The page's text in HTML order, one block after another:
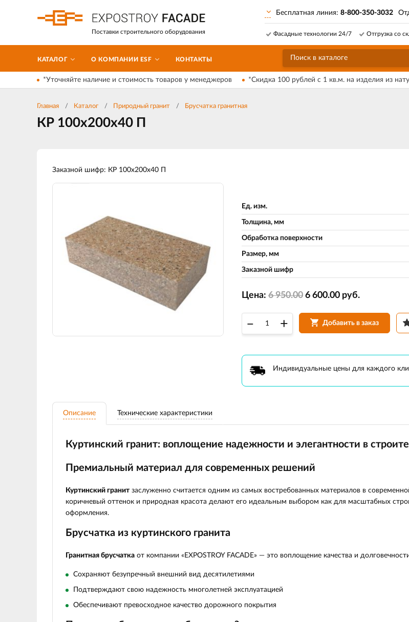
Поставки строительного оборудования
Бесплатная линия: 8-800-350-3032
Фасадные технологии 24/7 Отгрузка со
КАТАЛОГ О КОМПАНИИ ESF КОНТАКТЫ
*Уточняйте наличие и стоимость товаров у менеджеров *Скидка 100 рублей с 1 кв.м. на изделия из
Главная Каталог Природный гранит Брусчатка гранитная
КР 100х200х40 П
Заказной шифр: КР 100х200х40 П
Ед. изм.
Толщина, мм
Обработка поверхности
Размер, мм
Заказной шифр
Цена: 6 950.00 6 600.00 руб.
– + Добавить в заказ
Индивидуальные цены для каждого
Описание Технические характеристики
Куртинский гранит: воплощение надежности и элегантности в
Премиальный материал для современных решений
Куртинский гранит заслуженно считается одним из самых востребованных материалов в
коричневый оттенок и природная красота делают его идеальным выбором как для масштабных
оформления.
Брусчатка из куртинского гранита
Гранитная брусчатка от компании «EXPOSTROY FACADE» — это воплощение качества и
Сохраняют безупречный внешний вид десятилетиями
Подтверждают свою надежность многолетней эксплуатацией
Обеспечивают превосходное качество дорожного покрытия